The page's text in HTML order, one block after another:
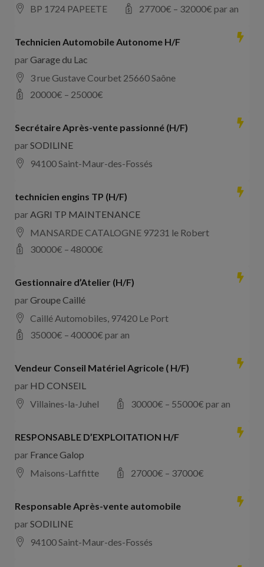
BP 1724 PAPEETE
27700€ – 32000€ par an
Technicien Automobile Autonome H/F
parGarage du Lac
3 rue Gustave Courbet 25660 Saône
20000€ – 25000€
Secrétaire Après-vente passionné (H/F)
parSODILINE
94100 Saint-Maur-des-Fossés
technicien engins TP (H/F)
parAGRI TP MAINTENANCE
MANSARDE CATALOGNE 97231 le Robert
30000€ – 48000€
Gestionnaire d’Atelier (H/F)
parGroupe Caillé
Caillé Automobiles, 97420 Le Port
35000€ – 40000€ par an
Vendeur Conseil Matériel Agricole ( H/F)
par HD CONSEIL
Villaines-la-Juhel
30000€ – 55000€ par an
RESPONSABLE D’EXPLOITATION H/F
par France Galop
Maisons-Laffitte
27000€ – 37000€
Responsable Après-vente automobile
parSODILINE
94100 Saint-Maur-des-Fossés